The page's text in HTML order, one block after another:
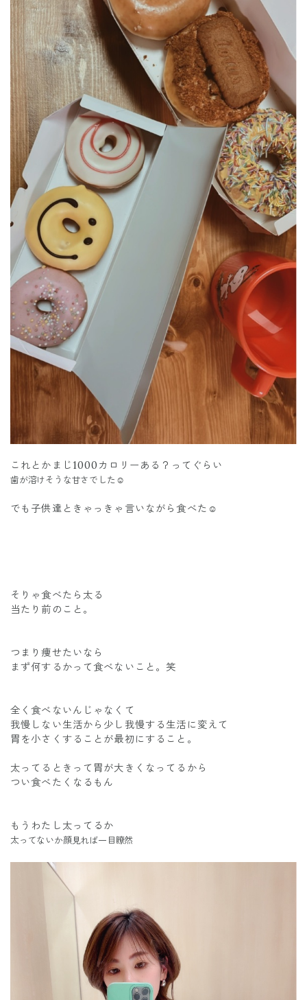
これとかまじ1000カロリーある？ってぐらい
歯が溶けそうな甘さでした☺️
でも子供達ときゃっきゃ言いながら食べた☺️
そりゃ食べたら太る
当たり前のこと。
つまり痩せたいなら
まず何するかって食べないこと。笑
全く食べないんじゃなくて
我慢しない生活から少し我慢する生活に変えて
胃を小さくすることが最初にすること。
太ってるときって胃が大きくなってるから
つい食べたくなるもん
もうわたし太ってるか
太ってないか顔見れば一目瞭然